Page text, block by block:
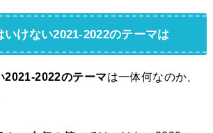
いけない2021-2022のテーマは
2021-2022のテーマは一体何なのか、